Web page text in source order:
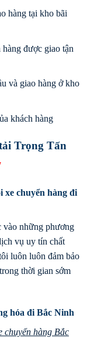
hàng tại kho bãi
được giao tận
và giao hàng ở kho
khách hàng
Trọng Tấn
xe chuyển hàng đi
vào những phương
vụ uy tín chất
luôn luôn đảm bảo
thời gian sớm
hóa đi Bắc Ninh
chuyển hàng Bắc